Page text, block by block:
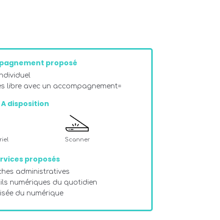
proposé
libre avec un accompagnement=
A disposition
Scanner
proposés
administratives
numériques du quotidien
du numérique